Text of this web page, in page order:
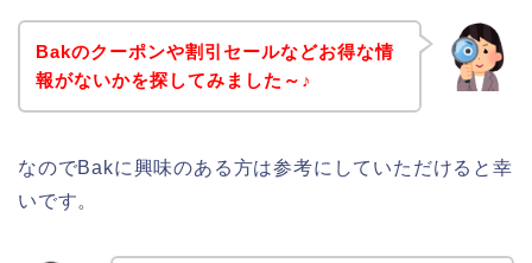
Bakのクーポンや割引セールなどお得な情
報がないかを探してみました～♪
なのでBakに興味のある方は参考にしていただけると幸
いです。